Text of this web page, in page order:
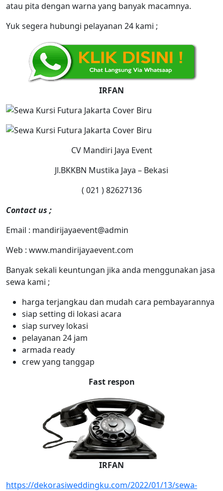
atau pita dengan warna yang banyak macamnya.
Yuk segera hubungi pelayanan 24 kami ;
IRFAN
CV Mandiri Jaya Event
Jl.BKKBN Mustika Jaya – Bekasi
( 021 ) 82627136
Contact us ;
Email : mandirijayaevent@admin
Web : www.mandirijayaevent.com
Banyak sekali keuntungan jika anda menggunakan jasa
sewa kami ;
harga terjangkau dan mudah cara pembayarannya
siap setting di lokasi acara
siap survey lokasi
pelayanan 24 jam
armada ready
crew yang tanggap
Fast respon
IRFAN
https://dekorasiweddingku.com/2022/01/13/sewa-